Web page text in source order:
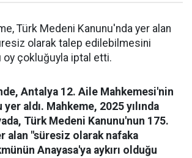
Türk Medeni Kanunu'nda yer alan
olarak talep edilebilmesini
oy çokluğuyla iptal etti.
Antalya 12. Aile Mahkemesi'nin
yer aldı. Mahkeme, 2025 yılında
Türk Medeni Kanunu'nun 175.
alan "süresiz olarak nafaka
Anayasa'ya aykırı olduğu